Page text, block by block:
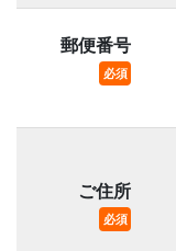
郵便番号
必須
ご住所
必須